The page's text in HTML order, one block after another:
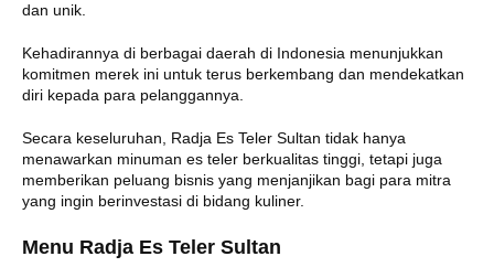
dan unik.
Kehadirannya di berbagai daerah di Indonesia menunjukkan
komitmen merek ini untuk terus berkembang dan mendekatkan
diri kepada para pelanggannya.
Secara keseluruhan, Radja Es Teler Sultan tidak hanya
menawarkan minuman es teler berkualitas tinggi, tetapi juga
memberikan peluang bisnis yang menjanjikan bagi para mitra
yang ingin berinvestasi di bidang kuliner.
Menu Radja Es Teler Sultan